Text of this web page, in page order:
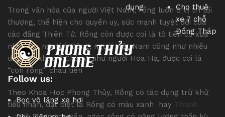
Trong văn hóa của người Việt Nam, rồng luôn ở vị trí tối
thượng, thể hiện cho quyền uy, sức mạnh tuyệt đối của
các đấng Thiên Tử. Rồng còn được coi là tô tiên cổ xưa
nhất của người Á Đông, người Việt Nam cũng như nhiều
dân tộc khác ở Châu Á như người Hoa Hạ, được coi là
“con rồng” cháu tiên
Theo Khoa Học Phong Thủy, Rồng có tác dụng trừ khử
tiểu nhân, đặt biệt là Rồng có màu xanh hay
dụng
Cho thuê
xe 7 chỗ
Đồng Tháp
Follow us:
Bọc vô lăng xe hơi